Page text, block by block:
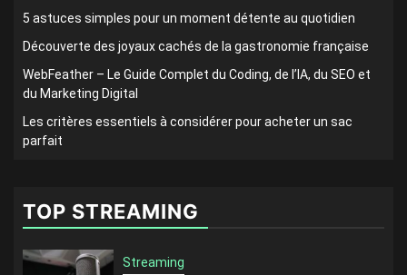
5 astuces simples pour un moment détente au quotidien
Découverte des joyaux cachés de la gastronomie française
WebFeather – Le Guide Complet du Coding, de l’IA, du SEO et
du Marketing Digital
Les critères essentiels à considérer pour acheter un sac
parfait
TOP STREAMING
Streaming